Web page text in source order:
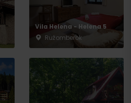
Vila Helena - Helena 5
Ružomberok